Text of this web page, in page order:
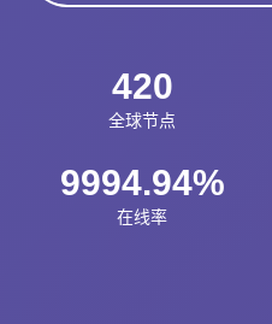
420
全球节点
9994.94%
在线率